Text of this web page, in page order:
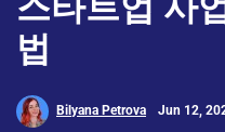
법
Bilyana Petrova Jun 12,